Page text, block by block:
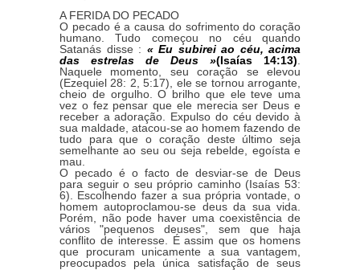
A FERIDA DO PECADO
O pecado é a causa do sofrimento do coração
humano. Tudo começou no céu quando
Satanás disse : « Eu subirei ao céu, acima
das estrelas de Deus »(Isaías 14:13)
Naquele momento, seu coração se elevou
(Ezequiel 28: 2, 5:17), ele se tornou arrogante,
cheio de orgulho. O brilho que ele teve uma
vez o fez pensar que ele merecia ser Deus e
receber a adoração. Expulso do céu devido à
sua maldade, atacou-se ao homem fazendo de
tudo para que o coração deste último seja
semelhante ao seu ou seja rebelde, egoísta e
mau.
O pecado é o facto de desviar-se de Deus
para seguir o seu próprio caminho (Isaías 53:
6). Escolhendo fazer a sua própria vontade, o
homem autoproclamou-se deus da sua vida.
Porém, não pode haver uma coexistência de
vários "pequenos deuses", sem que haja
conflito de interesse. É assim que os homens
que procuram unicamente a sua vantagem,
preocupados pela única satisfação de seus